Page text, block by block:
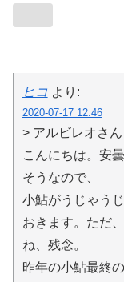
ヒコ より:
2020-07-17 12:46
> アルビレオさん
こんにちは。安
そうなので、
小鮎がうじゃう
おきます。ただ
ね、残念。
昨年の小鮎最終